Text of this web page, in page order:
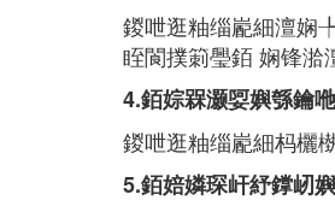
鍐呭逛粙缁嶏細澶娴
眰閬撲箣璺銆 娴锋
4.銆婃槑灏娿嬩綔鑰
鍐呭逛粙缁嶏細杩欐
5.銆婄嫾琛屽紓鐣屻